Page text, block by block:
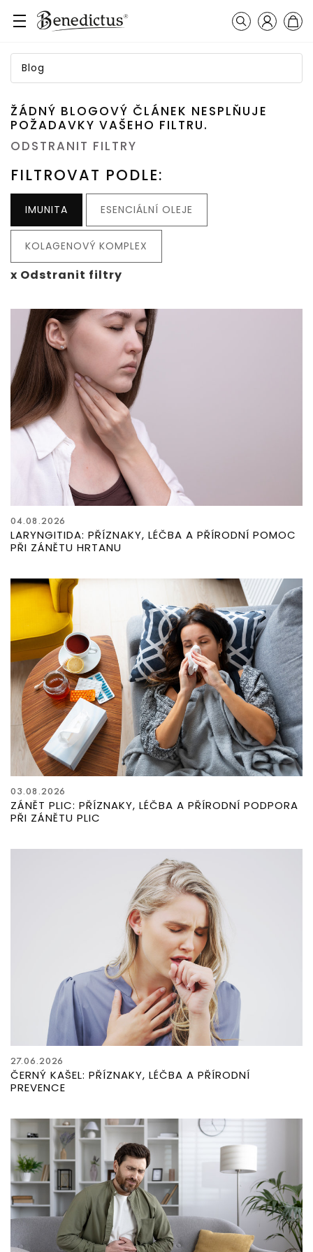
Vyhledávání
Přihlášení
Košík
Blog
ŽÁDNÝ BLOGOVÝ ČLÁNEK NESPLŇUJE
POŽADAVKY VAŠEHO FILTRU.
ODSTRANIT FILTRY
FILTROVAT PODLE:
IMUNITA ESENCIÁLNÍ OLEJE
KOLAGENOVÝ KOMPLEX
x Odstranit filtry
04.08.2026
LARYNGITIDA: PŘÍZNAKY, LÉČBA A PŘÍRODNÍ POMOC
PŘI ZÁNĚTU HRTANU
03.08.2026
ZÁNĚT PLIC: PŘÍZNAKY, LÉČBA A PŘÍRODNÍ PODPORA
PŘI ZÁNĚTU PLIC
27.06.2026
ČERNÝ KAŠEL: PŘÍZNAKY, LÉČBA A PŘÍRODNÍ
PREVENCE